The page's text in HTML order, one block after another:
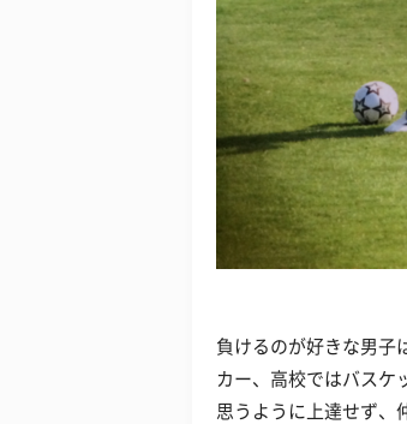
負けるのが好きな男子
カー、高校ではバスケ
思うように上達せず、